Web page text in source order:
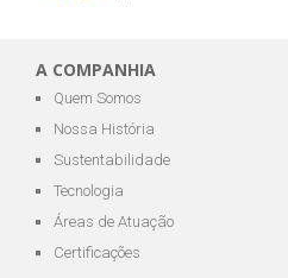
A COMPANHIA
Quem Somos
Nossa História
Sustentabilidade
Tecnologia
Áreas de Atuação
Certificações